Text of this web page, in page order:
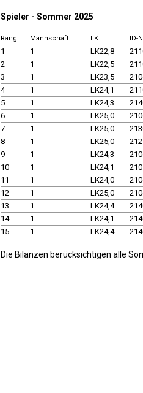
Spieler - Sommer 2025
Rang Mannschaft LK ID-
1 1 LK22,8
2
1 LK22,5
3
1 LK23,5
4
1 LK24,1
5
1 LK24,3
6
1 LK25,0
7
1 LK25,0
8
1 LK25,0
9
1 LK24,3
10
1 LK24,1
11
1 LK24,0
12
1 LK25,0
13
1 LK24,4
14
1 LK24,1
15
1 LK24,4
Die Bilanzen berücksichtigen alle